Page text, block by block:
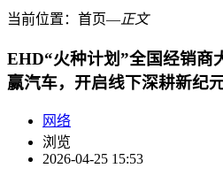
当前位置： 首页―正文
EHD“火种计划”全国经销商
赢汽车，开启线下深耕新纪
网络
浏览
2026-04-25 15:53